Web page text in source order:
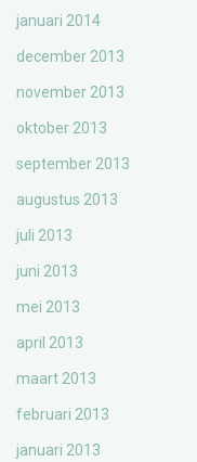
januari 2014
december 2013
november 2013
oktober 2013
september 2013
augustus 2013
juli 2013
juni 2013
mei 2013
april 2013
maart 2013
februari 2013
januari 2013